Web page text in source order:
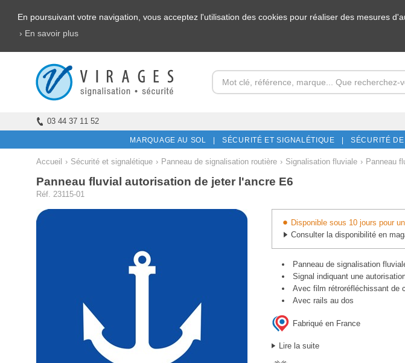
En poursuivant votre navigation, vous acceptez l'utilisation des cookies pour réaliser des mesures
› En savoir plus
03 44 37 11 52
MARQUAGE AU SOL | SÉCURITÉ ET SIGNALÉTIQUE | SÉCURITÉ
Accueil › Sécurité et signalétique › Panneau de signalisation routière › Signalisation fluviale › Panneau
Panneau fluvial autorisation de jeter l'ancre E6
Réf. 23115-01
Disponible sous 10 jours pour
Consulter la disponibilité en
Panneau de signalisation
Signal indiquant une
Avec film rétroréfléchissant de
Avec rails au dos
Fabriqué en France
Lire la suite